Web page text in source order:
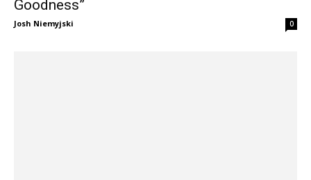
Goodness”
Josh Niemyjski 0